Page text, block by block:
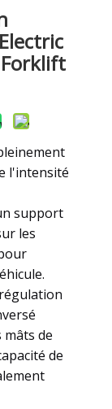
l'intensité
support
les
de
de